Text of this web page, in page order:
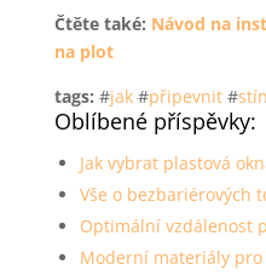
Čtěte také: Návod na
na plot
tags: #jak#připevnit#
Oblíbené příspěvky:
Jak vybrat plastová
Vše o bezbariérových
Optimální vzdálenost
Moderní materiály